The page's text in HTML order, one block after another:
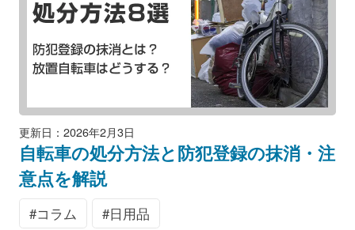
更新日：2026年2月3日
自転車の処分方法と防犯登録の抹消・注
意点を解説
コラム 日用品